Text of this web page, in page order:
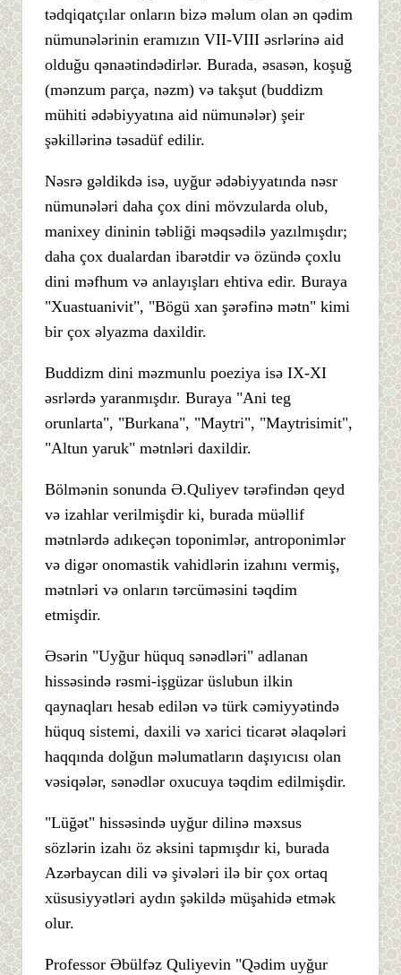
tədqiqatçılar onların bizə məlum olan ən qədim
nümunələrinin eramızın VII-VIII əsrlərinə aid
olduğu qənaətindədirlər. Burada, əsasən, koşuğ
(mənzum parça, nəzm) və takşut (buddizm
mühiti ədəbiyyatına aid nümunələr) şeir
şəkillərinə təsadüf edilir.
Nəsrə gəldikdə isə, uyğur ədəbiyyatında nəsr
nümunələri daha çox dini mövzularda olub,
manixey dininin təbliği məqsədilə yazılmışdır;
daha çox dualardan ibarətdir və özündə çoxlu
dini məfhum və anlayışları ehtiva edir. Buraya
"Xuastuanivit", "Bögü xan şərəfinə mətn" kimi
bir çox əlyazma daxildir.
Buddizm dini məzmunlu poeziya isə IX-XI
əsrlərdə yaranmışdır. Buraya "Ani teg
orunlarta", "Burkana", "Maytri", "Maytrisimit",
"Altun yaruk" mətnləri daxildir.
Bölmənin sonunda Ə.Quliyev tərəfindən qeyd
və izahlar verilmişdir ki, burada müəllif
mətnlərdə adıkeçən toponimlər, antroponimlər
və digər onomastik vahidlərin izahını vermiş,
mətnləri və onların tərcüməsini təqdim
etmişdir.
Əsərin "Uyğur hüquq sənədləri" adlanan
hissəsində rəsmi-işgüzar üslubun ilkin
qaynaqları hesab edilən və türk cəmiyyətində
hüquq sistemi, daxili və xarici ticarət əlaqələri
haqqında dolğun məlumatların daşıyıcısı olan
vəsiqələr, sənədlər oxucuya təqdim edilmişdir.
"Lüğət" hissəsində uyğur dilinə məxsus
sözlərin izahı öz əksini tapmışdır ki, burada
Azərbaycan dili və şivələri ilə bir çox ortaq
xüsusiyyətləri aydın şəkildə müşahidə etmək
olur.
Professor Əbülfəz Quliyevin "Qədim uyğur